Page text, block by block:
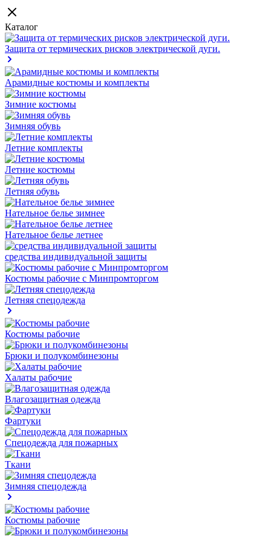
Каталог
Защита от термических рисков электрической дуги.
Арамидные костюмы и комплекты
Зимние костюмы
Зимняя обувь
Летние комплекты
Летние костюмы
Летняя обувь
Нательное белье зимнее
Нательное белье летнее
средства индивидуальной защиты
Костюмы рабочие с Минпромторгом
Летняя спецодежда
Костюмы рабочие
Брюки и полукомбинезоны
Халаты рабочие
Влагозащитная одежда
Фартуки
Спецодежда для пожарных
Ткани
Зимняя спецодежда
Костюмы рабочие